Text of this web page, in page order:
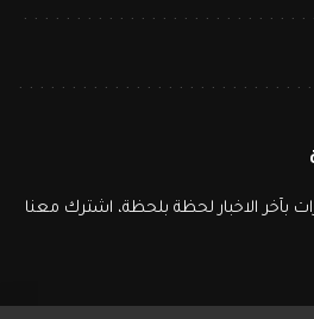
بآخر الاخبار لحظة بلحظة، اشترك معنا